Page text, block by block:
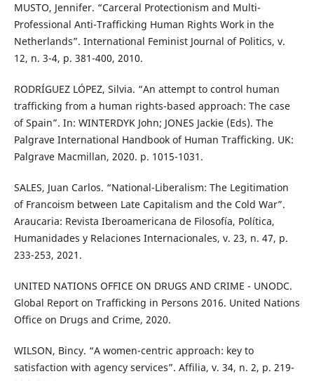
MUSTO, Jennifer. “Carceral Protectionism and Multi-
Professional Anti-Trafficking Human Rights Work in the
Netherlands”. International Feminist Journal of Politics, v.
12, n. 3-4, p. 381-400, 2010.
RODRÍGUEZ LÓPEZ, Silvia. “An attempt to control human
trafficking from a human rights-based approach: The case
of Spain”. In: WINTERDYK John; JONES Jackie (Eds). The
Palgrave International Handbook of Human Trafficking. UK:
Palgrave Macmillan, 2020. p. 1015-1031.
SALES, Juan Carlos. “National-Liberalism: The Legitimation
of Francoism between Late Capitalism and the Cold War”.
Araucaria: Revista Iberoamericana de Filosofía, Política,
Humanidades y Relaciones Internacionales, v. 23, n. 47, p.
233-253, 2021.
UNITED NATIONS OFFICE ON DRUGS AND CRIME - UNODC.
Global Report on Trafficking in Persons 2016. United Nations
Office on Drugs and Crime, 2020.
WILSON, Bincy. “A women-centric approach: key to
satisfaction with agency services”. Affilia, v. 34, n. 2, p. 219-